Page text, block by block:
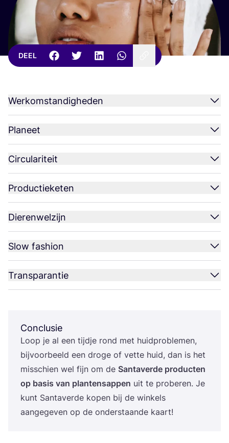
DEEL
Werkomstandigheden
Planeet
Circulariteit
Productieketen
Dierenwelzijn
Slow fashion
Transparantie
Conclusie
Loop je al een tijd­je rond met huid­pro­ble­men,
bij­voor­beeld een dro­ge of vet­te huid, dan is het
mis­schien wel fijn om de San­ta­ver­de pro­duc­ten
op basis van plan­ten­sap­pen uit te pro­be­ren. Je
kunt San­ta­ver­de kopen bij de win­kels
aan­ge­ge­ven op de onder­staan­de kaart!